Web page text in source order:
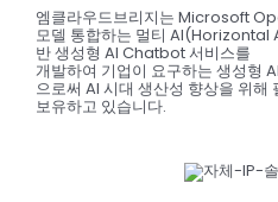
엠클라우드브리지는 Microsoft
모델 통합하는 멀티
반 생성형 AI Chatbot 서비스를
개발하여 기업이 요구하는 생성형
으로써 AI 시대 생산성 향상을 위해
보유하고 있습니다.